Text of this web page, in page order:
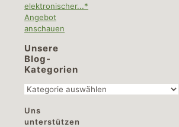
elektronischer...*
Angebot
anschauen
Unsere
Blog-
Kategorien
Unsere
Kategorien
Uns
unterstützen